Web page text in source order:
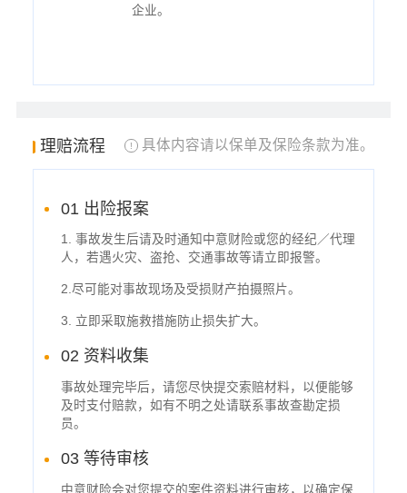
企业。
理赔流程 具体内容请以保单及保险条款为准。
01 出险报案
1. 事故发生后请及时通知中意财险或您的经纪／代理
人，若遇火灾、盗抢、交通事故等请立即报警。
2.尽可能对事故现场及受损财产拍摄照片。
3. 立即采取施救措施防止损失扩大。
02 资料收集
事故处理完毕后，请您尽快提交索赔材料，以便能够
及时支付赔款，如有不明之处请联系事故查勘定损
员。
03 等待审核
中意财险会对您提交的案件资料进行审核，以确定保